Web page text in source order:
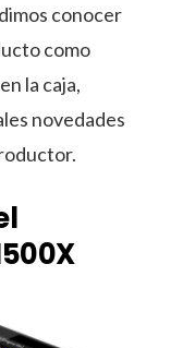
conocer
como
la caja,
novedades